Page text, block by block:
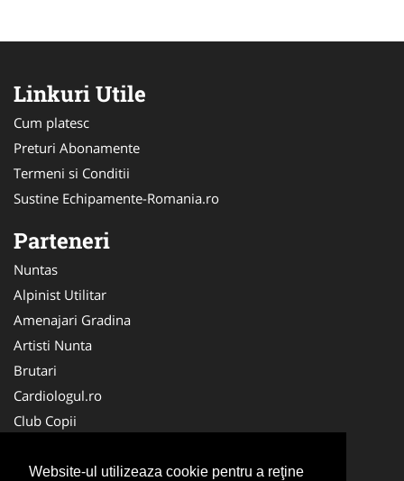
Website-ul utilizeaza cookie pentru a reţine
Linkuri Utile
Cum platesc
Preturi Abonamente
Termeni si Conditii
Sustine Echipamente-Romania.ro
Parteneri
Nuntas
Alpinist Utilitar
Amenajari Gradina
Artisti Nunta
Brutari
Cardiologul.ro
Club Copii
Ambalaje Romania